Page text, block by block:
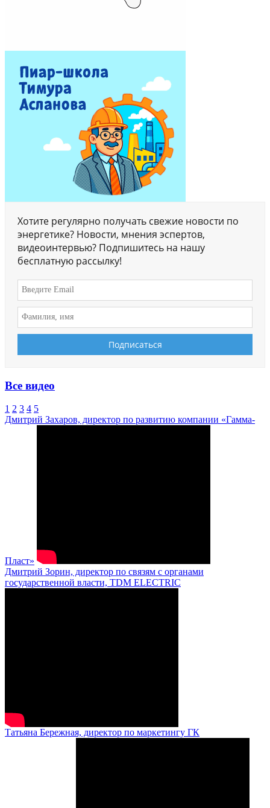
Хотите регулярно получать свежие новости по
энергетике? Новости, мнения эспертов,
видеоинтервью? Подпишитесь на нашу
бесплатную рассылку!
Все видео
1 2 3 4 5
Дмитрий Захаров, директор по развитию компании «Гамма-
Пласт»
Дмитрий Зорин, директор по связям с органами
государственной власти, TDM ELECTRIC
Татьяна Бережная, директор по маркетингу ГК